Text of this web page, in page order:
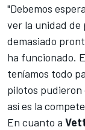
"Debemos
ver la unidad de
demasiado
ha funcionado.
teníamos todo
pilotos pudieron
así es la
En cuanto a